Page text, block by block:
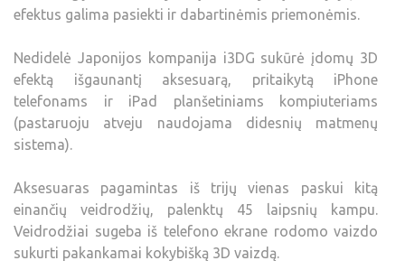
efektus galima pasiekti ir dabartinėmis priemonėmis.
Nedidelė Japonijos kompanija i3DG sukūrė įdomų 3D
efektą išgaunantį aksesuarą, pritaikytą iPhone
telefonams ir iPad planšetiniams kompiuteriams
(pastaruoju atveju naudojama didesnių matmenų
sistema).
Aksesuaras pagamintas iš trijų vienas paskui kitą
einančių veidrodžių, palenktų 45 laipsnių kampu.
Veidrodžiai sugeba iš telefono ekrane rodomo vaizdo
sukurti pakankamai kokybišką 3D vaizdą.